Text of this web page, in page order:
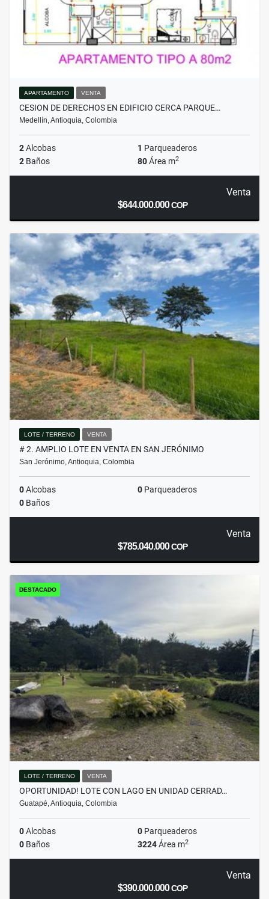
APARTAMENTO VENTA
CESION DE DERECHOS EN EDIFICIO CERCA PARQUE…
Medellín, Antioquia, Colombia
2Alcobas 1 Parqueaderos
2 Baños 80Área m2
Venta
$644.000.000COP
LOTE / TERRENO VENTA
# 2. AMPLIO LOTE EN VENTA EN SAN JERÓNIMO
San Jerónimo, Antioquia, Colombia
0Alcobas 0 Parqueaderos
0 Baños
Venta
$785.040.000COP
DESTACADO
LOTE / TERRENO VENTA
OPORTUNIDAD! LOTE CON LAGO EN UNIDAD CERRAD…
Guatapé, Antioquia, Colombia
0Alcobas 0 Parqueaderos
0 Baños 3224Área m2
Venta
$390.000.000COP